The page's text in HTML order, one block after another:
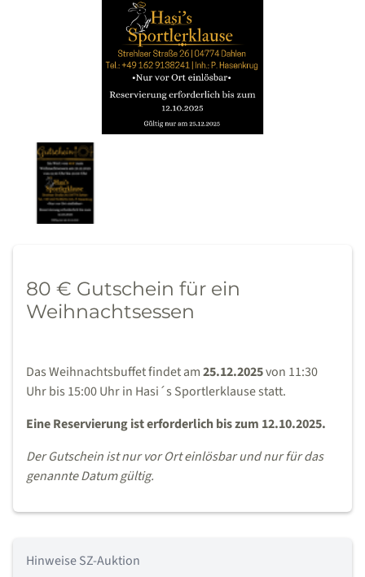
80 € Gutschein für ein
Weihnachtsessen
Das Weihnachtsbuffet findet am25.12.2025von 11:30
Uhr bis 15:00 Uhr in Hasi´s Sportlerklause statt.
Eine Reservierung ist erforderlich bis zum 12.10.2025.
Der Gutschein ist nur vor Ort einlösbar und nur für das
genannte Datum gültig.
Hinweise SZ-Auktion